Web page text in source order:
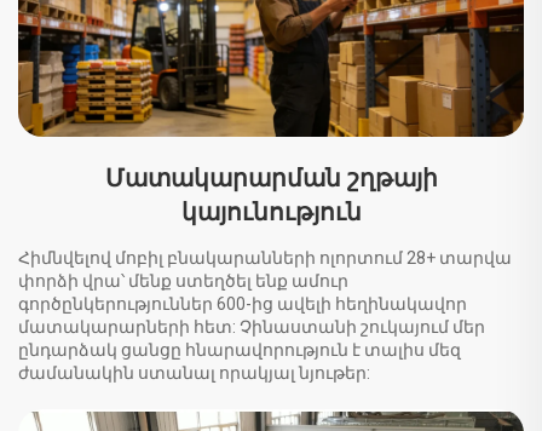
Մատակարարման շղթայի
կայունություն
Հիմնվելով մոբիլ բնակարանների ոլորտում 28+ տարվա
փորձի վրա՝ մենք ստեղծել ենք ամուր
գործընկերություններ 600-ից ավելի հեղինակավոր
մատակարարների հետ: Չինաստանի շուկայում մեր
ընդարձակ ցանցը հնարավորություն է տալիս մեզ
ժամանակին ստանալ որակյալ նյութեր: